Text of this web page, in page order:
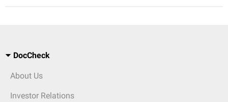
DocCheck
About Us
Investor Relations